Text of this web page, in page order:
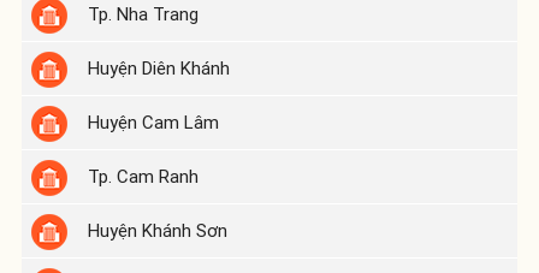
Tp. Nha Trang
Huyện Diên Khánh
Huyện Cam Lâm
Tp. Cam Ranh
Huyện Khánh Sơn